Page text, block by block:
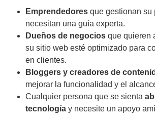
Emprendedores que gestionan su
necesitan una guía experta.
Dueños de negocios que quieren
su sitio web esté optimizado para
en clientes.
Bloggers y creadores de
mejorar la funcionalidad y el
Cualquier persona que se sienta
tecnología y necesite un apoyo